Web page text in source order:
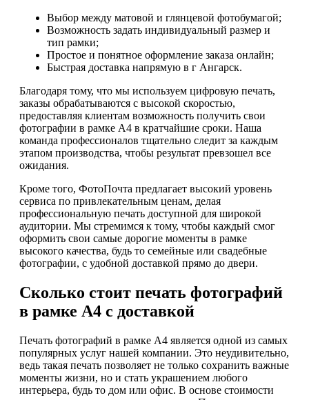
Выбор между матовой и глянцевой фотобумагой;
Возможность задать индивидуальный размер и
тип рамки;
Простое и понятное оформление заказа онлайн;
Быстрая доставка напрямую в г Ангарск.
Благодаря тому, что мы используем цифровую печать,
заказы обрабатываются с высокой скоростью,
предоставляя клиентам возможность получить свои
фотографии в рамке А4 в кратчайшие сроки. Наша
команда профессионалов тщательно следит за каждым
этапом производства, чтобы результат превзошел все
ожидания.
Кроме того, ФотоПочта предлагает высокий уровень
сервиса по привлекательным ценам, делая
профессиональную печать доступной для широкой
аудитории. Мы стремимся к тому, чтобы каждый смог
оформить свои самые дорогие моменты в рамке
высокого качества, будь то семейные или свадебные
фотографии, с удобной доставкой прямо до двери.
Сколько стоит печать фотографий
в рамке А4 с доставкой
Печать фотографий в рамке А4 является одной из самых
популярных услуг нашей компании. Это неудивительно,
ведь такая печать позволяет не только сохранить важные
моменты жизни, но и стать украшением любого
интерьера, будь то дом или офис. В основе стоимости